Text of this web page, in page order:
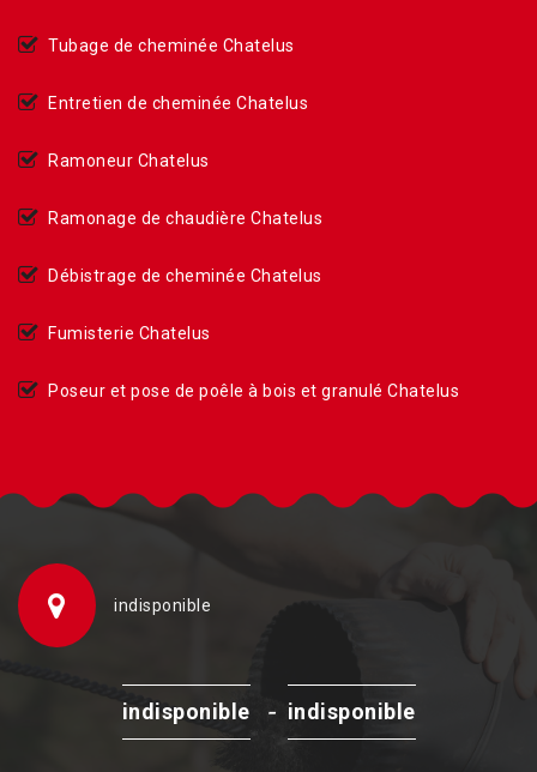
Tubage de cheminée Chatelus
Entretien de cheminée Chatelus
Ramoneur Chatelus
Ramonage de chaudière Chatelus
Débistrage de cheminée Chatelus
Fumisterie Chatelus
Poseur et pose de poêle à bois et granulé Chatelus
indisponible
indisponible - indisponible